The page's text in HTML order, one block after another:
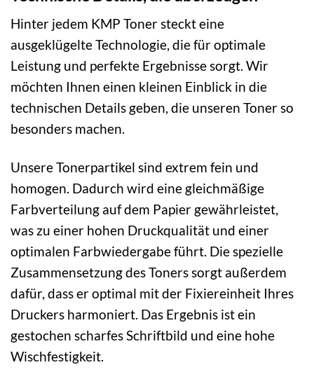
Hinter jedem KMP Toner steckt eine
ausgeklügelte Technologie, die für optimale
Leistung und perfekte Ergebnisse sorgt. Wir
möchten Ihnen einen kleinen Einblick in die
technischen Details geben, die unseren Toner so
besonders machen.
Unsere Tonerpartikel sind extrem fein und
homogen. Dadurch wird eine gleichmäßige
Farbverteilung auf dem Papier gewährleistet,
was zu einer hohen Druckqualität und einer
optimalen Farbwiedergabe führt. Die spezielle
Zusammensetzung des Toners sorgt außerdem
dafür, dass er optimal mit der Fixiereinheit Ihres
Druckers harmoniert. Das Ergebnis ist ein
gestochen scharfes Schriftbild und eine hohe
Wischfestigkeit.